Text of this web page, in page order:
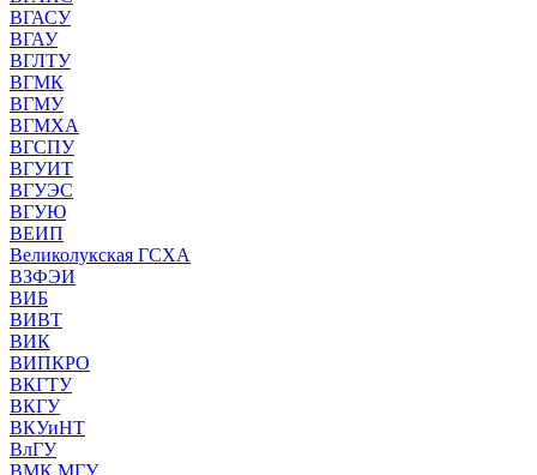
ВГАСУ
ВГАУ
ВГЛТУ
ВГМК
ВГМУ
ВГМХА
ВГСПУ
ВГУИТ
ВГУЭС
ВГУЮ
ВЕИП
Великолукская ГСХА
ВЗФЭИ
ВИБ
ВИВТ
ВИК
ВИПКРО
ВКГТУ
ВКГУ
ВКУиНТ
ВлГУ
ВМК МГУ